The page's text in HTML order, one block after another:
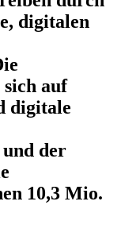
digitalen
auf
digitale
der
10,3 Mio.